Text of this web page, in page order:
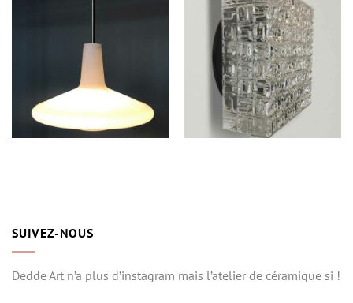
SUIVEZ-NOUS
Dedde Art n’a plus d’instagram mais l’atelier de céramique si !